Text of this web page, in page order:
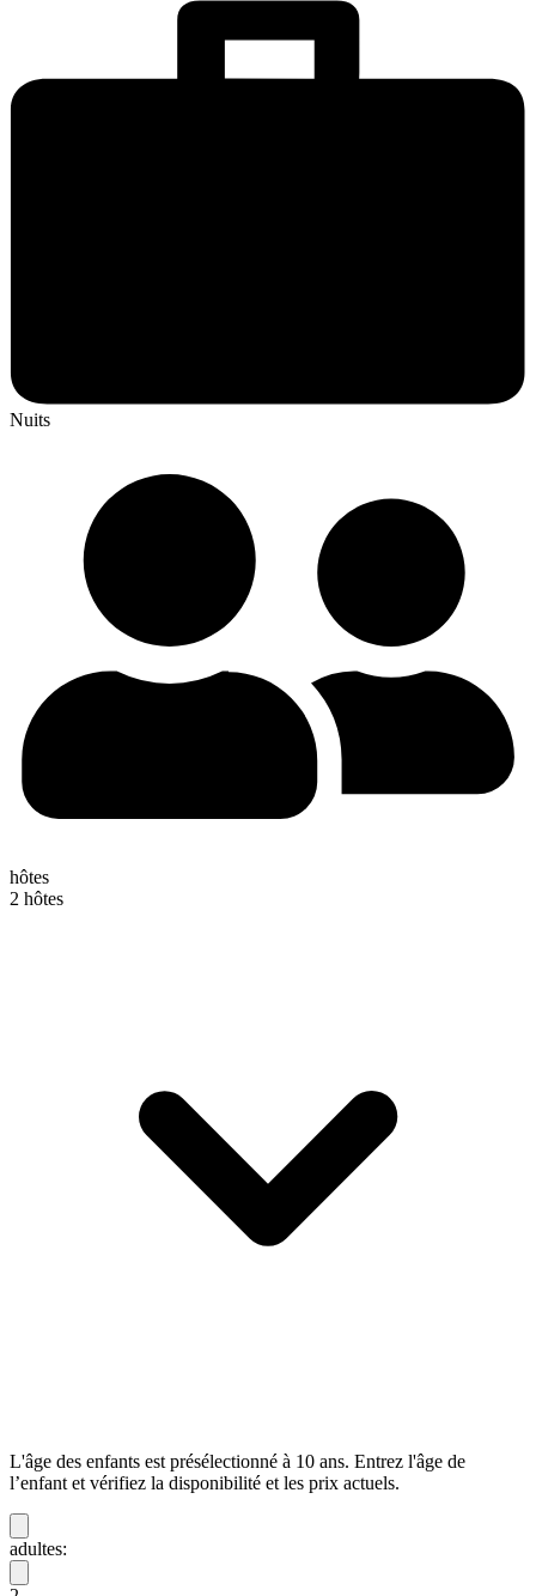
Nuits
hôtes
2 hôtes
L'âge des enfants est présélectionné à 10 ans. Entrez l'âge de
l’enfant et vérifiez la disponibilité et les prix actuels.
adultes: